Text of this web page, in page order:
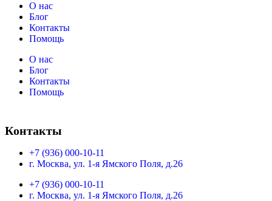
О нас
Блог
Контакты
Помощь
О нас
Блог
Контакты
Помощь
Контакты
+7 (936) 000-10-11
г. Москва, ул. 1-я Ямского Поля, д.26
+7 (936) 000-10-11
г. Москва, ул. 1-я Ямского Поля, д.26